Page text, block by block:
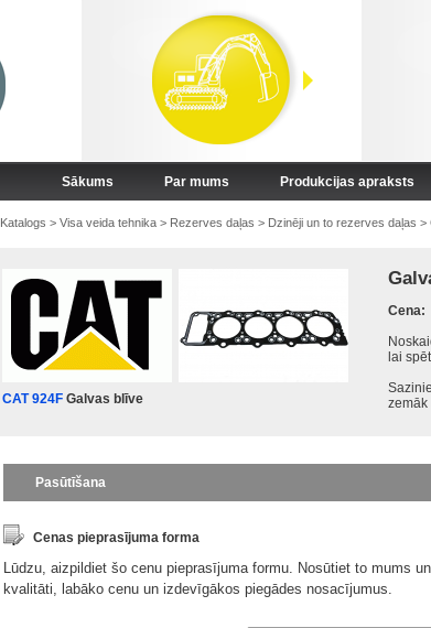
Sākums Par mums Produkcijas apraksts
Katalogs > Visa veida tehnika> Rezerves daļas > Dzinēji un to rezerves daļas >
CAT 924FGalvas blīve
Cena:
lai
zemāk
Pasūtīšana
Cenas pieprasījuma forma
Lūdzu, aizpildiet šo cenu pieprasījuma formu. Nosūtiet to mums
kvalitāti, labāko cenu un izdevīgākos piegādes nosacījumus.